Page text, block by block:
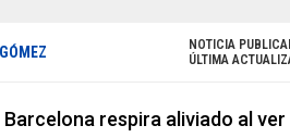
NOTICIA
ÚLTIMA
Barcelona respira aliviado al